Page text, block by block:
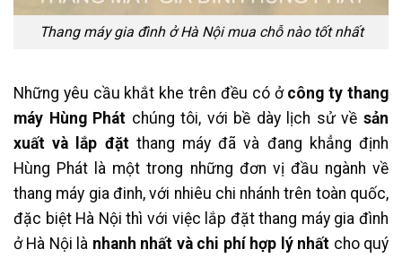
Thang máy gia đình ở Hà Nội mua chỗ nào tốt nhất
Những yêu cầu khắt khe trên đều có ở công ty thang
máy Hùng Phát chúng tôi, với bề dày lịch sử vềsản
xuất và lắp đặtthang máy đã và đang khẳng định
Hùng Phát là một trong những đơn vị đầu ngành về
thang máy gia đinh, với nhiêu chi nhánh trên toàn quốc,
đặc biệt Hà Nội thì với việc lắp đặt thang máy gia đình
ở Hà Nội là nhanh nhất và chi phí hợp lý nhất cho quý